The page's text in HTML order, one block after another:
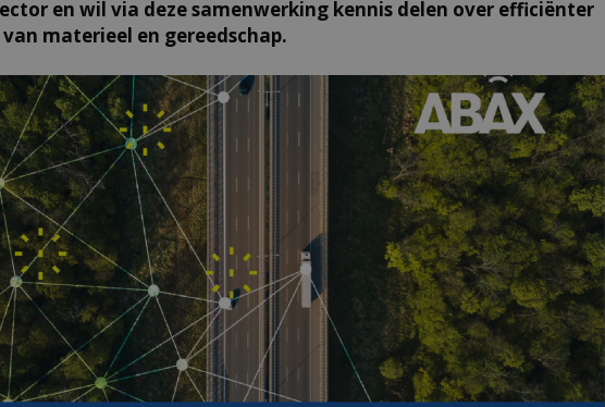
en wil via deze samenwerking kennis delen over efficiënter
van materieel en gereedschap.